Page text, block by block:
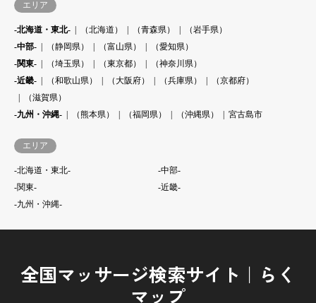
エリア
-北海道・東北- （北海道） （青森県）
（岩手県）
-中部-
（静岡県） （富山県）
（愛知県）
-関東-
（埼玉県） （東京都）
（神奈川県）
-近畿-
（和歌山県） （大阪府） （兵庫県）
（京都府）
（滋賀県）
-九州・沖縄-
（熊本県） （福岡県） （沖縄県） 宮古島市
エリア
-北海道・東北-
-中部-
-関東-
-近畿-
-九州・沖縄-
全国マッサージ検索サイト｜らく
マップ